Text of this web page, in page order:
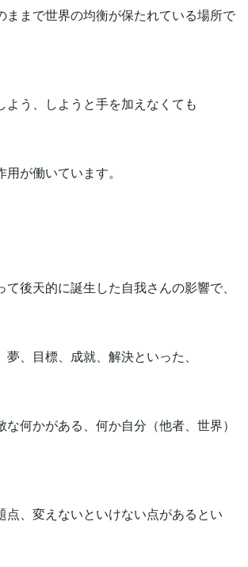
ままで世界の均衡が保たれている場所で
よう、しようと手を加えなくても
が働いています。
後天的に誕生した自我さんの影響で、
、目標、成就、解決といった、
何かがある、何か自分（他者、世界）
点、変えないといけない点があるとい